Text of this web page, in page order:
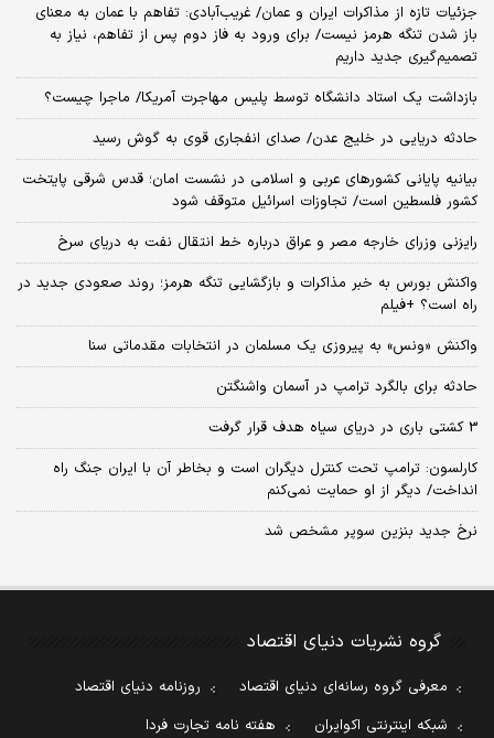
جزئیات تازه از مذاکرات ایران و عمان/ غریب‌آبادی: تفاهم با عمان به معنای
باز شدن تنگه هرمز نیست/ برای ورود به فاز دوم پس از تفاهم، نیاز به
تصمیم‌گیری جدید داریم
بازداشت یک استاد دانشگاه توسط پلیس مهاجرت آمریکا/ ماجرا چیست؟
حادثه دریایی در خلیج عدن/ صدای انفجاری قوی به گوش رسید
بیانیه پایانی کشورهای عربی و اسلامی در نشست امان؛ قدس شرقی پایتخت
کشور فلسطین است/ تجاوزات اسرائیل متوقف شود
رایزنی وزرای خارجه مصر و عراق درباره خط انتقال نفت به دریای سرخ
واکنش بورس به خبر مذاکرات و بازگشایی تنگه هرمز؛ روند صعودی جدید در
راه است؟ +فیلم
واکنش «ونس» به پیروزی یک مسلمان در انتخابات مقدماتی سنا
حادثه برای بالگرد ترامپ در آسمان واشنگتن
3 کشتی باری در دریای سیاه هدف قرار گرفت
کارلسون: ترامپ تحت کنترل دیگران است و بخاطر آن با ایران جنگ راه
انداخت/ دیگر از او حمایت نمی‌کنم
نرخ جدید بنزین سوپر مشخص شد
گروه نشریات دنیای اقتصاد
معرفی گروه رسانه‌ای دنیای اقتصاد
روزنامه دنیای اقتصاد
شبکه اینترنتی اکوایران
هفته نامه تجارت فردا